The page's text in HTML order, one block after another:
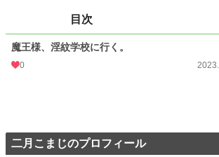
初回完結日時 2023.08.23 17:07
累計ポイント 5,004 pt (125,515 位)
目次
魔王様、淫紋学校に行く。
0
二月こまじのプロフィール